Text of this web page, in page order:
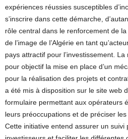
expériences réussies susceptibles
s’inscrire dans cette démarche,
rôle central dans le renforcement de
de l’image de l’Algérie en tant
pays attractif pour l’investissement.
pour objectif la mise en place d’un
pour la réalisation des projets et
a été mis à disposition sur le site web
formulaire permettant aux opérateurs
leurs préoccupations et de préciser
Cette initiative entend assurer un suivi